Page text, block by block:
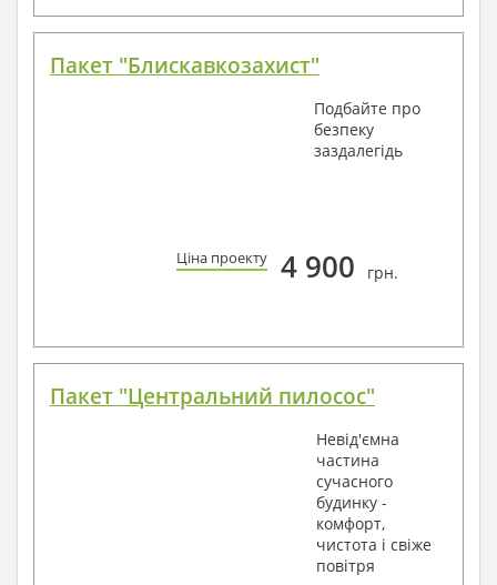
Пакет "Блискавкозахист"
Подбайте про
безпеку
заздалегідь
Ціна проекту 4 900 грн.
Пакет "Центральний пилосос"
Невід'ємна
частина
сучасного
будинку -
комфорт,
чистота і свіже
повітря